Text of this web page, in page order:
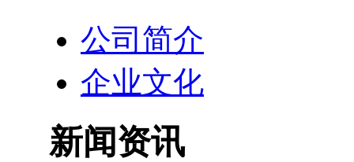
公司简介
企业文化
新闻资讯